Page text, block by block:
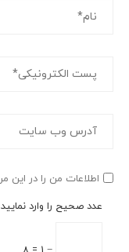
اطلاعات من را در این
عدد صحیح را وارد نمایید